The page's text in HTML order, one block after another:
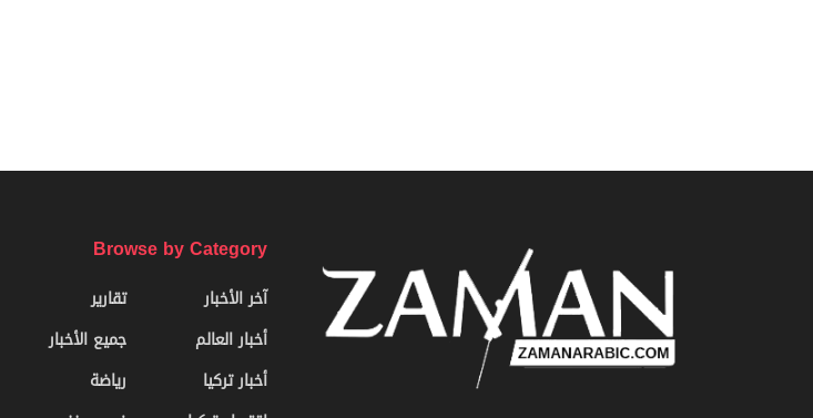
Browse by Category
آخر الأخبار
أخبار العالم
أخبار تركيا
تقارير
جميع الأخبار
رياضة